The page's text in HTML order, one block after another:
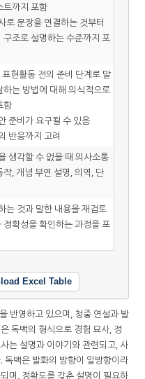
트까지 포함
로 문장을 연결하는 것부터
구조로 설명하는 수준까지 포
현활동 전의 준비 단계로 말
하는 방법에 대해 의식적으로
함
준비가 요구될 수 있음
반응까지 고려
생각할 수 없을 때 의사소통
, 개념 부연 설명, 의역, 단
는 것과 말한 내용을 재검토
정확성을 확인하는 과정을 포
Excel Table
반영하고 있으며, 청중 연설과 발
독백의 형식으로 경험 묘사, 정
는 설명과 이야기와 관련되고, 사
독백은 발화의 방향이 일방향이라
며, 정확도를 갖춘 설명이 필요하